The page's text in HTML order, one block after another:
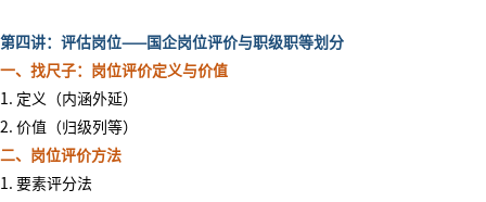
第四讲：评估岗位——国企岗位评价与职级职等划分
一、找尺子：岗位评价定义与价值
1. 定义（内涵外延）
2. 价值（归级列等）
二、岗位评价方法
1. 要素评分法